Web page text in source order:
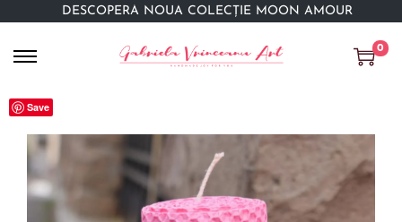
DESCOPERĂ NOUA COLECȚIE MOON AMOUR
0
Save